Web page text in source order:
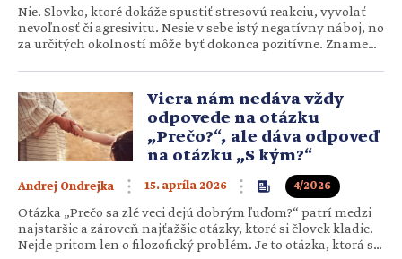
Nie. Slovko, ktoré dokáže spustiť stresovú reakciu, vyvolať
nevoľnosť či agresivitu. Nesie v sebe istý negatívny náboj, no
za určitých okolností môže byť dokonca pozitívne. Znamená
vyjadruje áno– voči sebe i druhým. Na návšteve nám núkajú
kávu, ale my na ňu práve v tejto…Viera nám nedáva vždy
odpovede na otázku
„Prečo?“, ale dáva odpoveď
na otázku „S kým?“
Andrej Ondrejka 15. apríla 2026 4/2026
Otázka „Prečo sa zlé veci dejú dobrým ľuďom?“ patrí medzi
najstaršie a zároveň najťažšie otázky, ktoré si človek kladie.
Nejde pritom len o filozofický problém. Je to otázka, ktorá sa